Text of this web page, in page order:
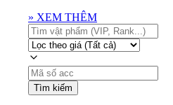
» XEM THÊM
Tìm kiếm